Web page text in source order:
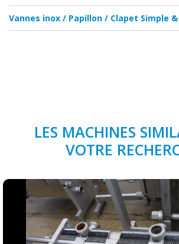
Vannes inox / Papillon / Clapet Simple
LES MACHINES
VOTRE